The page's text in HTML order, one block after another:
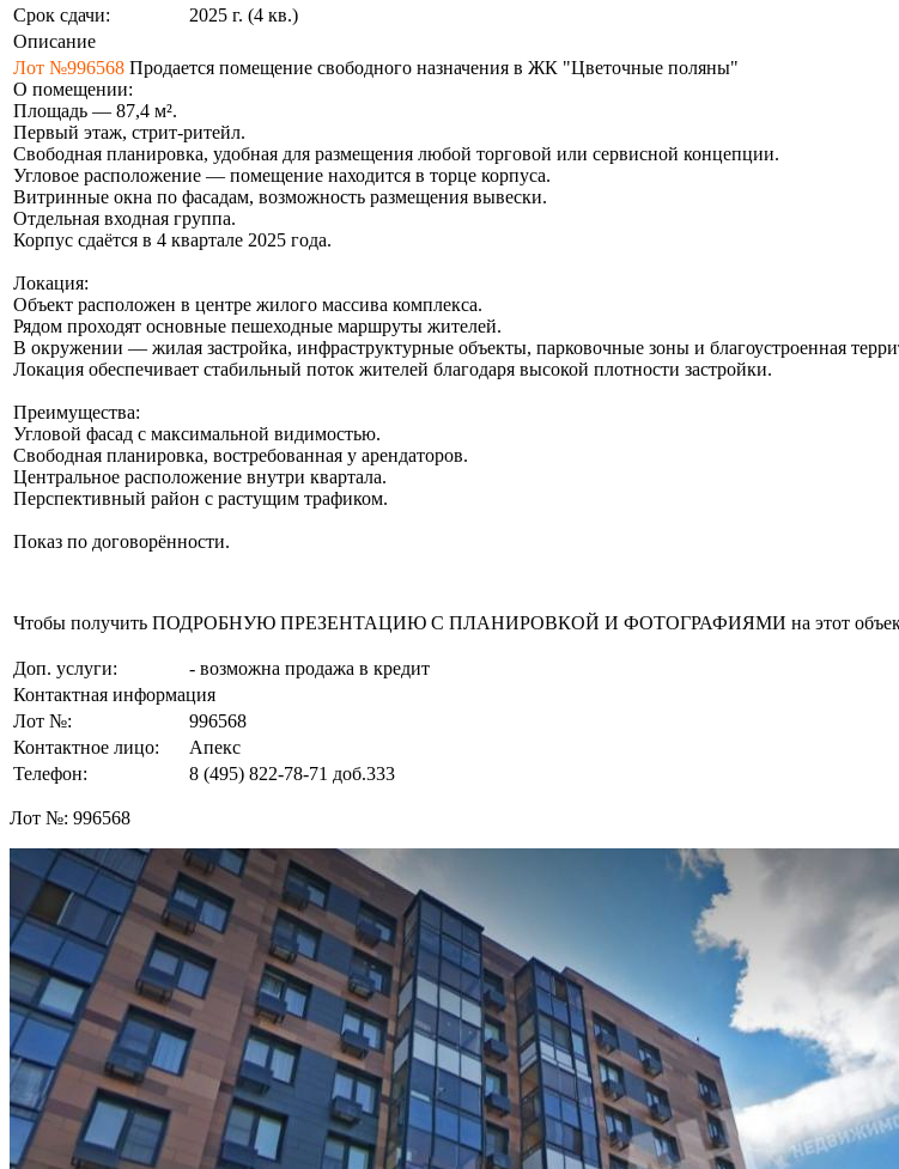
Срок сдачи:
2025 г. (4 кв.)
Описание
Лот №996568 Продается помещение свободного назначения в ЖК "Цветочные поляны"
О помещении:
Площадь — 87,4 м².
Первый этаж, стрит-ритейл.
Свободная планировка, удобная для размещения любой торговой или сервисной концепции.
Угловое расположение — помещение находится в торце корпуса.
Витринные окна по фасадам, возможность размещения вывески.
Отдельная входная группа.
Корпус сдаётся в 4 квартале 2025 года.
Локация:
Объект расположен в центре жилого массива комплекса.
Рядом проходят основные пешеходные маршруты жителей.
В окружении — жилая застройка, инфраструктурные объекты, парковочные зоны и благоустроенная
Локация обеспечивает стабильный поток жителей благодаря высокой плотности застройки.
Преимущества:
Угловой фасад с максимальной видимостью.
Свободная планировка, востребованная у арендаторов.
Центральное расположение внутри квартала.
Перспективный район с растущим трафиком.
Показ по договорённости.
Чтобы получить ПОДРОБНУЮ ПРЕЗЕНТАЦИЮ С ПЛАНИРОВКОЙ И ФОТОГРАФИЯМИ на этот объект,
Доп. услуги:
- возможна продажа в кредит
Контактная информация
Лот №:
996568
Контактное лицо:
Апекс
Телефон:
8 (495) 822-78-71 доб.333
Лот №: 996568